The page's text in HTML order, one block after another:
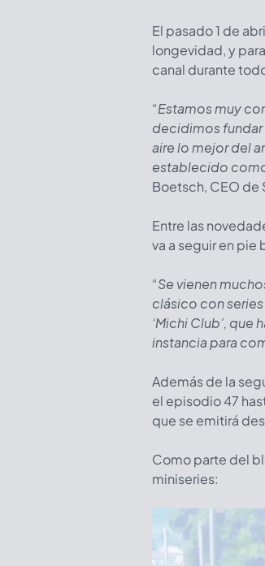
El pasado 1 de
longevidad, y
canal durante
“Estamos muy
decidimos fundar
aire lo mejor del
establecido
Boetsch, CEO de
Entre las
va a seguir en pie
“Se vienen
clásico con series
‘Michi Club’,
instancia para
Además de la
el episodio 47
que se emitirá
Como parte del
miniseries: